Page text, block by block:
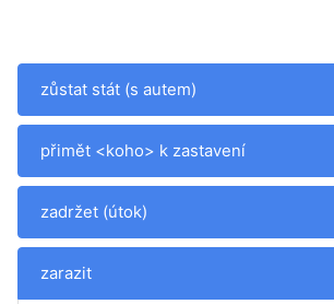
zůstat stát (s autem)
přimět <koho> k zastavení
zadržet (útok)
zarazit